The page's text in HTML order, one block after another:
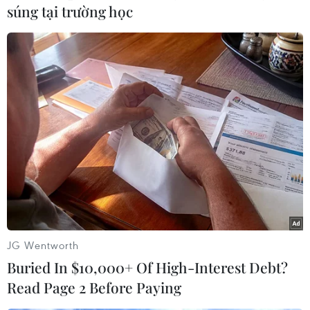
#Mỹ #Hàng không #Customers of Size
#Béo phì
#Hành khách
Mỹ
súng tại trường học
JG Wentworth
Buried In $10,000+ Of High-Interest Debt?
Read Page 2 Before Paying